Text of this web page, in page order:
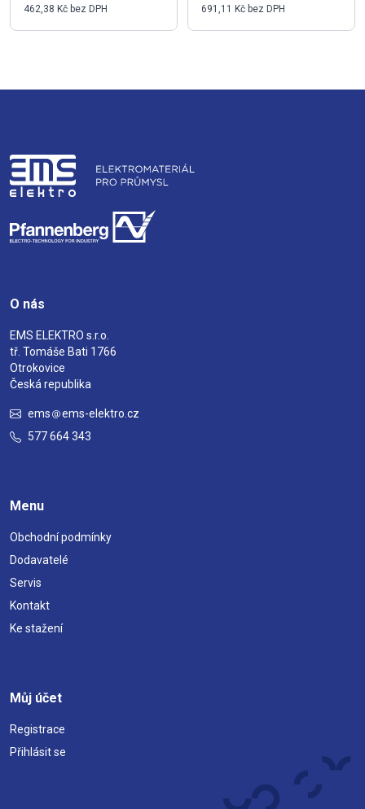
462,38 Kč bez DPH 691,11 Kč bez DPH
O nás
EMS ELEKTRO s.r.o.
tř. Tomáše Bati 1766
Otrokovice
Česká republika
ems
ems-elektro.cz
577 664 343
Menu
Obchodní podmínky
Dodavatelé
Servis
Kontakt
Ke stažení
Můj účet
Registrace
Přihlásit se